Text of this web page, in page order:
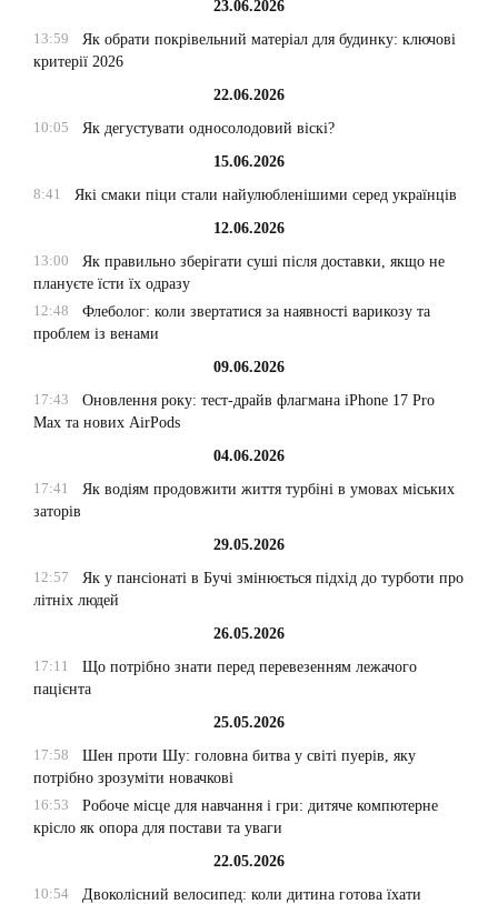
23.06.2026
13:59
Як обрати покрівельний матеріал для будинку: ключові
критерії 2026
22.06.2026
10:05
Як дегустувати односолодовий віскі?
15.06.2026
8:41
Які смаки піци стали найулюбленішими серед українців
12.06.2026
13:00
Як правильно зберігати суші після доставки, якщо не
плануєте їсти їх одразу
12:48
Флеболог: коли звертатися за наявності варикозу та
проблем із венами
09.06.2026
17:43
Оновлення року: тест-драйв флагмана iPhone 17 Pro
Max та нових AirPods
04.06.2026
17:41
Як водіям продовжити життя турбіні в умовах міських
заторів
29.05.2026
12:57
Як у пансіонаті в Бучі змінюється підхід до турботи про
літніх людей
26.05.2026
17:11
Що потрібно знати перед перевезенням лежачого
пацієнта
25.05.2026
17:58
Шен проти Шу: головна битва у світі пуерів, яку
потрібно зрозуміти новачкові
16:53
Робоче місце для навчання і гри: дитяче компютерне
крісло як опора для постави та уваги
22.05.2026
10:54
Двоколісний велосипед: коли дитина готова їхати